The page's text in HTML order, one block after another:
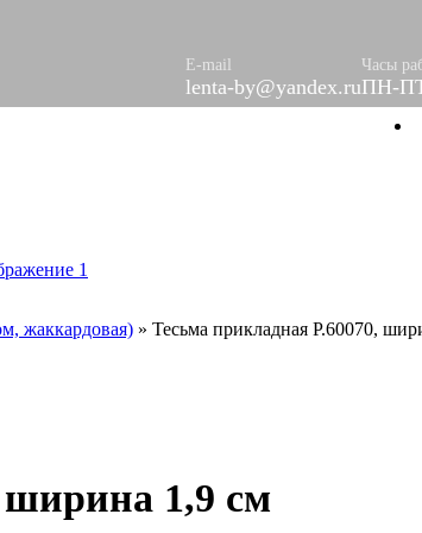
E-mail
lenta-by@yandex.ru
Часы
ПН-
жаккардовая) » Тесьма прикладная Р.60070,
ширина 1,9 см